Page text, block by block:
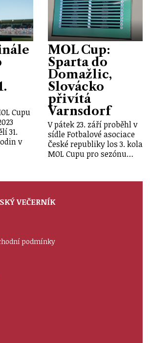
Cupu
31.
v
MOL Cup:
Sparta do
Domažlic,
Slovácko
přivítá
Varnsdorf
V pátek 23. září proběhl v
sídle Fotbalové asociace
České republiky los 3. kola
MOL Cupu pro sezónu…
VEČERNÍK
podmínky